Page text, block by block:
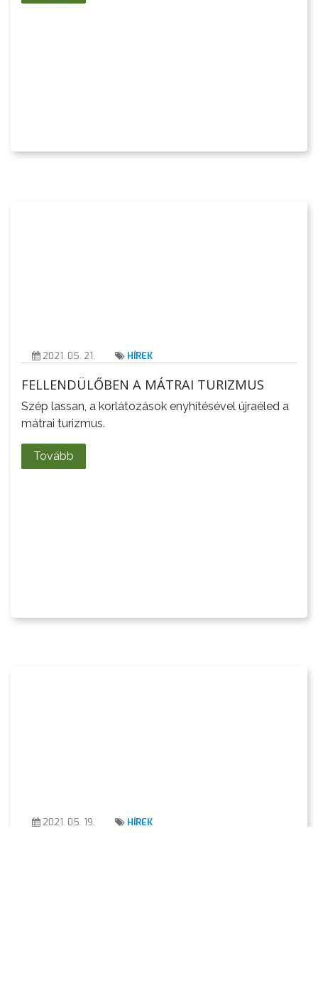
2021. 05. 21. HÍREK
FELLENDÜLŐBEN A MÁTRAI TURIZMUS
Szép lassan, a korlátozások enyhítésével újraéled a
mátrai turizmus.
Tovább
2021. 05. 19. HÍREK